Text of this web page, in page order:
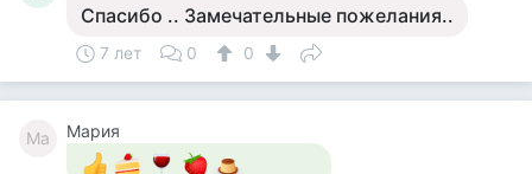
Спасибо .. Замечательные пожелания..
7 лет 0 0
Ма Мария